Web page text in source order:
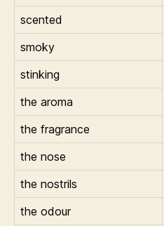
scented
smoky
stinking
the aroma
the fragrance
the nose
the nostrils
the odour